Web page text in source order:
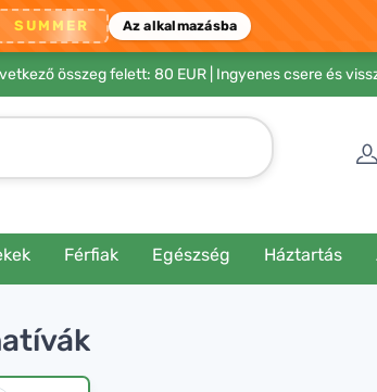
SUMMER Az alkalmazásba
összeg felett: 80 EUR | Ingyenes csere és
Férfiak Egészség Háztartás